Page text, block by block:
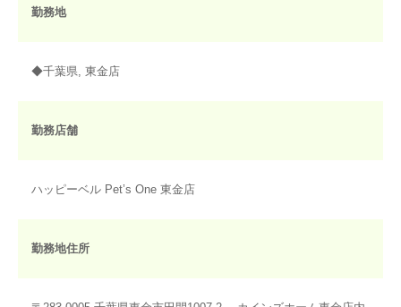
勤務地
◆千葉県, 東金店
勤務店舗
ハッピーベル Pet’s One 東金店
勤務地住所